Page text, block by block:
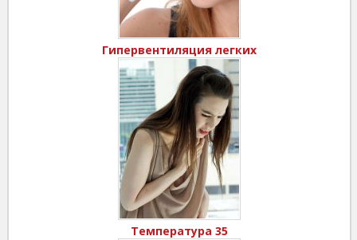
Гипервентиляция легких
Температура 35